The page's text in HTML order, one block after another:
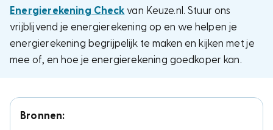
Energierekening Check van Keuze.nl. Stuur ons
vrijblijvend je energierekening op en we helpen je
energierekening begrijpelijk te maken en kijken met je
mee of, en hoe je energierekening goedkoper kan.
Bronnen: